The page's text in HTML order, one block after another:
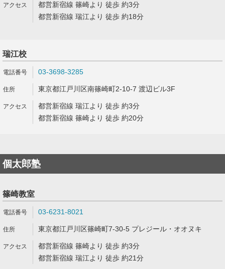
都営新宿線 篠崎より 徒歩 約3分
都営新宿線 瑞江より 徒歩 約18分
瑞江校
03-3698-3285
東京都江戸川区南篠崎町2-10-7 渡辺ビル3F
都営新宿線 瑞江より 徒歩 約3分
都営新宿線 篠崎より 徒歩 約20分
個太郎塾
篠崎教室
03-6231-8021
東京都江戸川区篠崎町7-30-5 プレジール・オオヌキ
都営新宿線 篠崎より 徒歩 約3分
都営新宿線 瑞江より 徒歩 約21分